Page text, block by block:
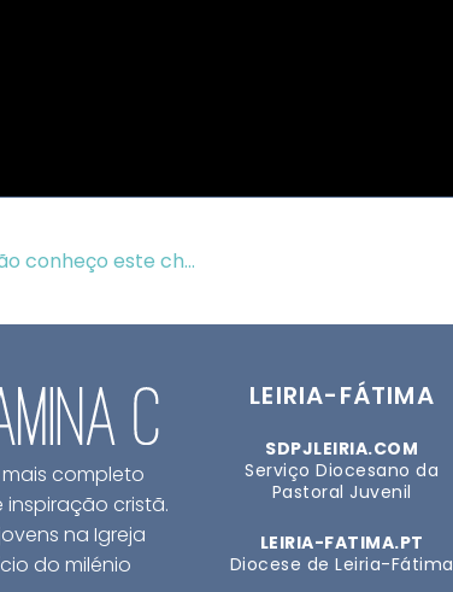
conheço este ch...
mais completo
cristã.
na Igreja
do milénio
LEIRIA-FÁTIMA
SDPJLEIRIA.COM
Serviço Diocesano da
Pastoral Juvenil
LEIRIA-FATIMA.PT
Diocese de Leiria-Fátima